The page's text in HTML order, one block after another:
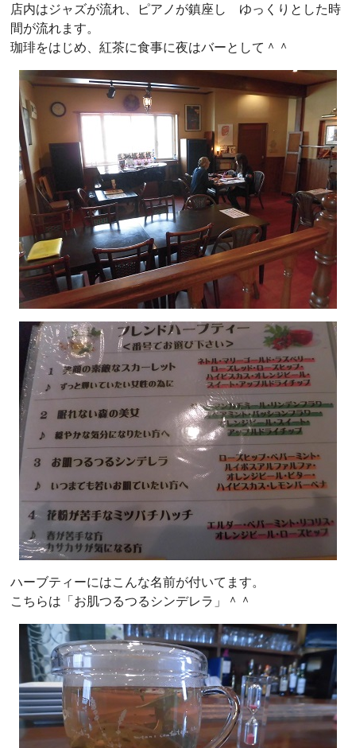
店内はジャズが流れ、ピアノが鎮座し ゆっくりとした時
間が流れます。
珈琲をはじめ、紅茶に食事に夜はバーとして＾＾
ハーブティーにはこんな名前が付いてます。
こちらは「お肌つるつるシンデレラ」＾＾